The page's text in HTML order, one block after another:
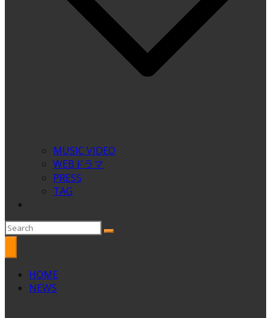
MUSIC VIDEO
WEBドラマ
PRESS
TAG
HOME
NEWS